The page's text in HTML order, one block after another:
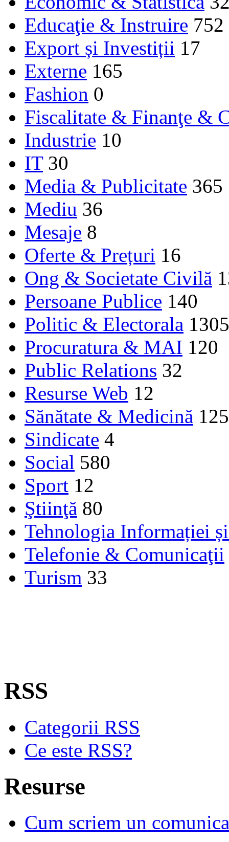
Educaţie & Instruire 752
Export și Investiții 17
Externe 165
Fashion 0
Fiscalitate & Finanţe &
Industrie 10
IT 30
Media & Publicitate 365
Mediu 36
Mesaje 8
Oferte & Prețuri 16
Ong & Societate Civilă
Persoane Publice 140
Politic & Electorala 1305
Procuratura & MAI 120
Public Relations 32
Resurse Web 12
Sănătate & Medicină 125
Sindicate 4
Social 580
Sport 12
Ştiinţă 80
Tehnologia Informației
Telefonie & Comunicaţii
Turism 33
RSS
Categorii RSS
Ce este RSS?
Resurse
Cum scriem un